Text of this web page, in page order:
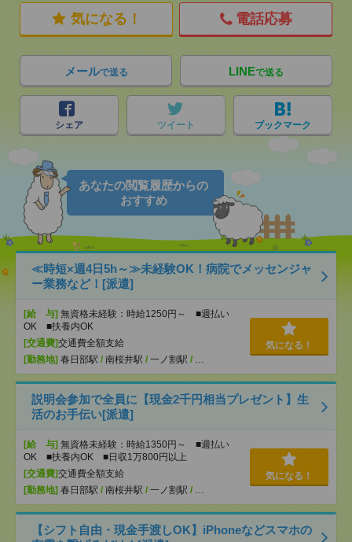
気になる！ 電話応募
メールで送る LINEで送る
シェア ツイート ブックマーク
あなたの閲覧履歴からの
おすすめ
≪時短×週4日5h～≫未経験OK！病院でメッセンジャ
ー業務など！[派遣]
[給 与] 無資格未経験：時給1250円～ ■週払い
OK ■扶養内OK
[交通費]交通費全額支給
[勤務地] 春日部駅 / 南桜井駅 / 一ノ割駅 / …
気になる！
説明会参加で全員に【現金2千円相当プレゼント】生
活のお手伝い[派遣]
[給 与] 無資格未経験：時給1350円～ ■週払い
OK ■扶養内OK ■日収1万800円以上
[交通費]交通費全額支給
[勤務地] 春日部駅 / 南桜井駅 / 一ノ割駅 / …
気になる！
【シフト自由・現金手渡しOK】iPhoneなどスマホの